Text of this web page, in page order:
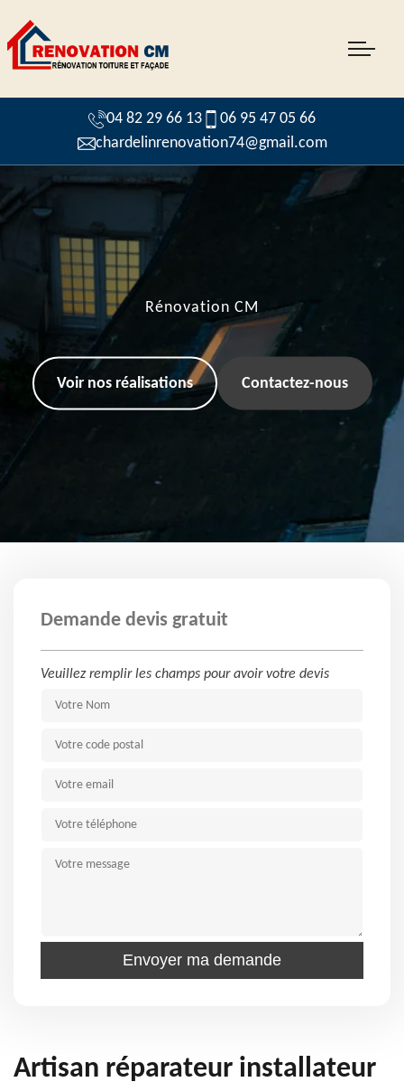
04 82 29 66 13
06 95 47 05 66
chardelinrenovation74@gmail.com
Rénovation CM
Voir nos réalisations Contactez-nous
Demande devis gratuit
Veuillez remplir les champs pour avoir votre devis
Artisan réparateur installateur